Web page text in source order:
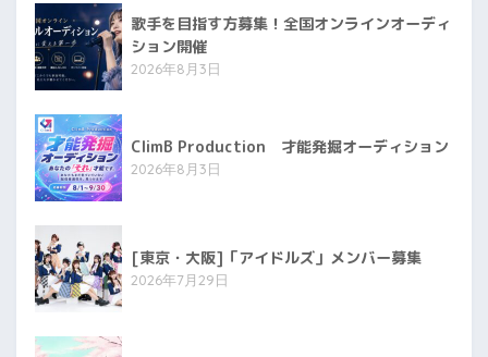
歌手を目指す方募集！全国オンラインオーディ
ション開催
2026年8月3日
ClimB Production 才能発掘オーディション
2026年8月3日
[東京・大阪]「アイドルズ」メンバー募集
2026年7月29日